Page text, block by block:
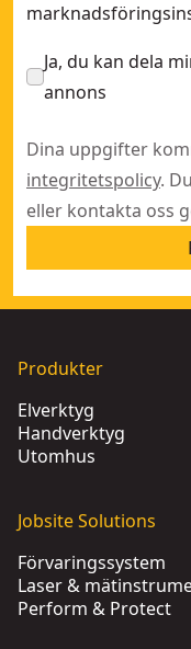
Ja, du kan dela
annons
Dina uppgifter
integritetspolicy.
eller kontakta oss
Produkter
Elverktyg
Handverktyg
Utomhus
Jobsite Solutions
Förvaringssystem
Laser &
Perform & Protect